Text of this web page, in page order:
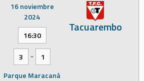
Tacuarembo
16 noviembre
2024
16:30
3 -
1
Parque Maracaná